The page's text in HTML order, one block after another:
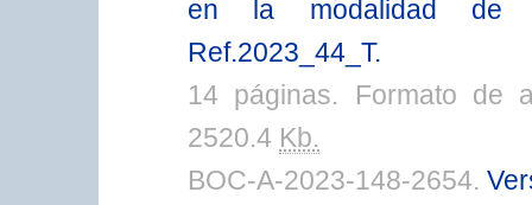
en la modalidad de
Ref.2023_44_T.
14 páginas. Formato de
2520.4 Kb.
BOC-A-2023-148-2654.